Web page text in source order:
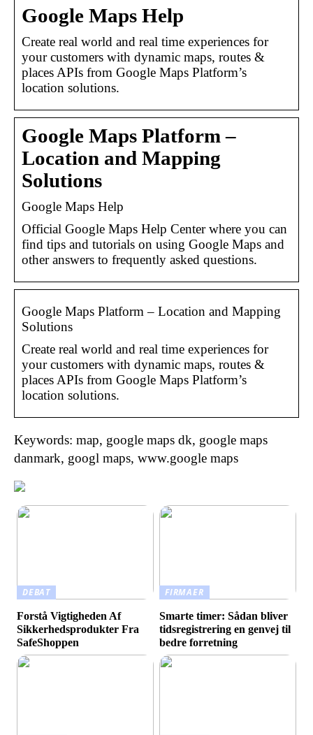
Google Maps Help
Create real world and real time experiences for
your customers with dynamic maps, routes &
places APIs from Google Maps Platform’s
location solutions.
Google Maps Platform –
Location and Mapping
Solutions
Google Maps Help
Official Google Maps Help Center where you can
find tips and tutorials on using Google Maps and
other answers to frequently asked questions.
Google Maps Platform – Location and Mapping
Solutions
Create real world and real time experiences for
your customers with dynamic maps, routes &
places APIs from Google Maps Platform’s
location solutions.
Keywords: map, google maps dk, google maps
danmark, googl maps, www.google maps
DEBAT
Forstå Vigtigheden Af
Sikkerhedsprodukter Fra
SafeShoppen
FIRMAER
Smarte timer: Sådan bliver
tidsregistrering en genvej til
bedre forretning